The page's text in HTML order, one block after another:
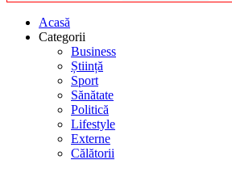
Acasă
Categorii
Business
Știință
Sport
Sănătate
Politică
Lifestyle
Externe
Călătorii